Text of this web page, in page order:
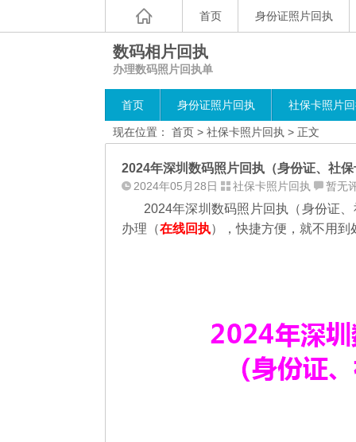
首页 身份证照片回执
数码相片回执
办理数码照片回执单
首页 身份证照片回执 社保卡照片
现在位置： 首页 > 社保卡照片回执 > 正文
2024年深圳数码照片回执（身份证、社
2024年05月28日 社保卡照片回执 暂无
2024年深圳数码照片回执（身份证
办理（在线回执），快捷方便，就不用